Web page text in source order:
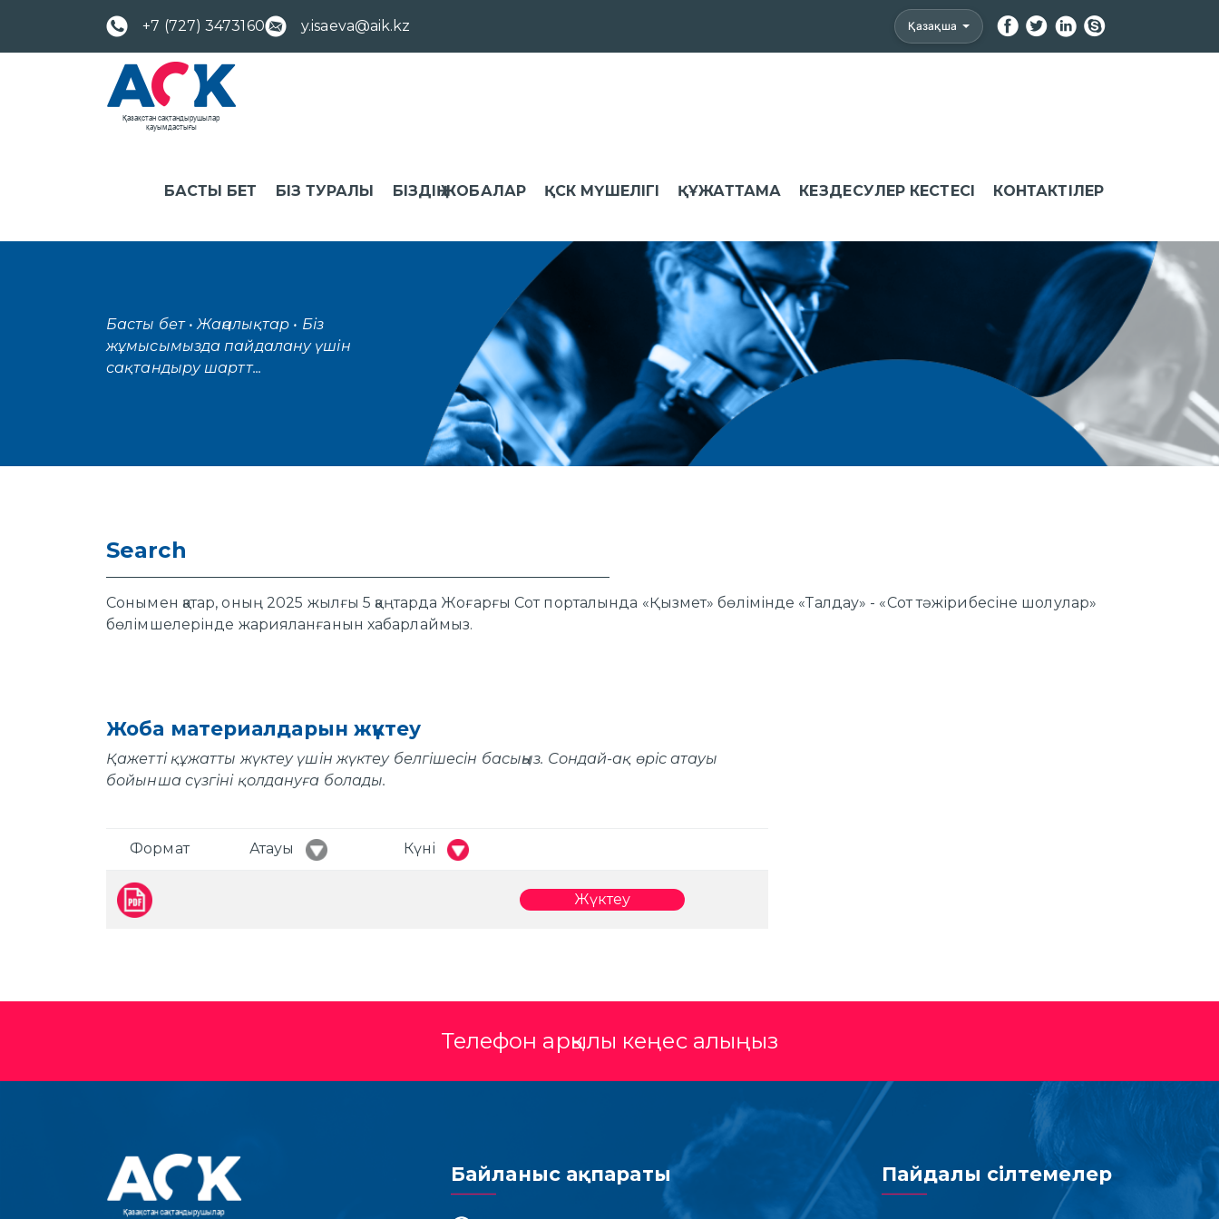
+7 (727) 3473160 y.isaeva@aik.kz Қазақша
БАСТЫ БЕТ БІЗ ТУРАЛЫ БІЗДІҢ ЖОБАЛАР ҚСК МҮШЕЛІГІ ҚҰЖАТТАМА КЕЗДЕСУЛЕР КЕСТЕСІ КОНТАКТІЛЕР
Басты бет • Жаңалықтар • Біз
жұмысымызда пайдалану үшін
сақтандыру шартт...
Search
Сонымен қатар, оның 2025 жылғы 5 қаңтарда Жоғарғы Сот порталында «Қызмет» бөлімінде «Талдау» - «Сот тәжірибесіне шолулар»
бөлімшелерінде жарияланғанын хабарлаймыз.
Жоба материалдарын жүктеу
Қажетті құжатты жүктеу үшін жүктеу белгішесін басыңыз. Сондай-ақ өріс атауы
бойынша сүзгіні қолдануға болады.
Формат Атауы Күні
Жүктеу
Телефон арқылы кеңес алыңыз
Байланыс ақпараты Пайдалы сілтемелер